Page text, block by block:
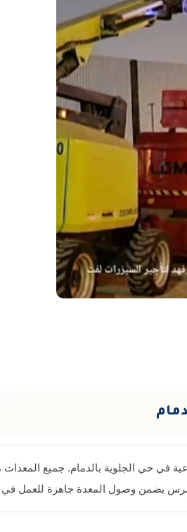
في حي الجلوية بالدمام. جميع
يضمن وصول المعدة جاهزة للعمل